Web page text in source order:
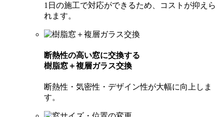
1日の施工で対応ができるため、コストが抑えら
れます。
断熱性の高い窓に交換する
樹脂窓＋複層ガラス交換
断熱性・気密性・デザイン性が大幅に向上しま
す。